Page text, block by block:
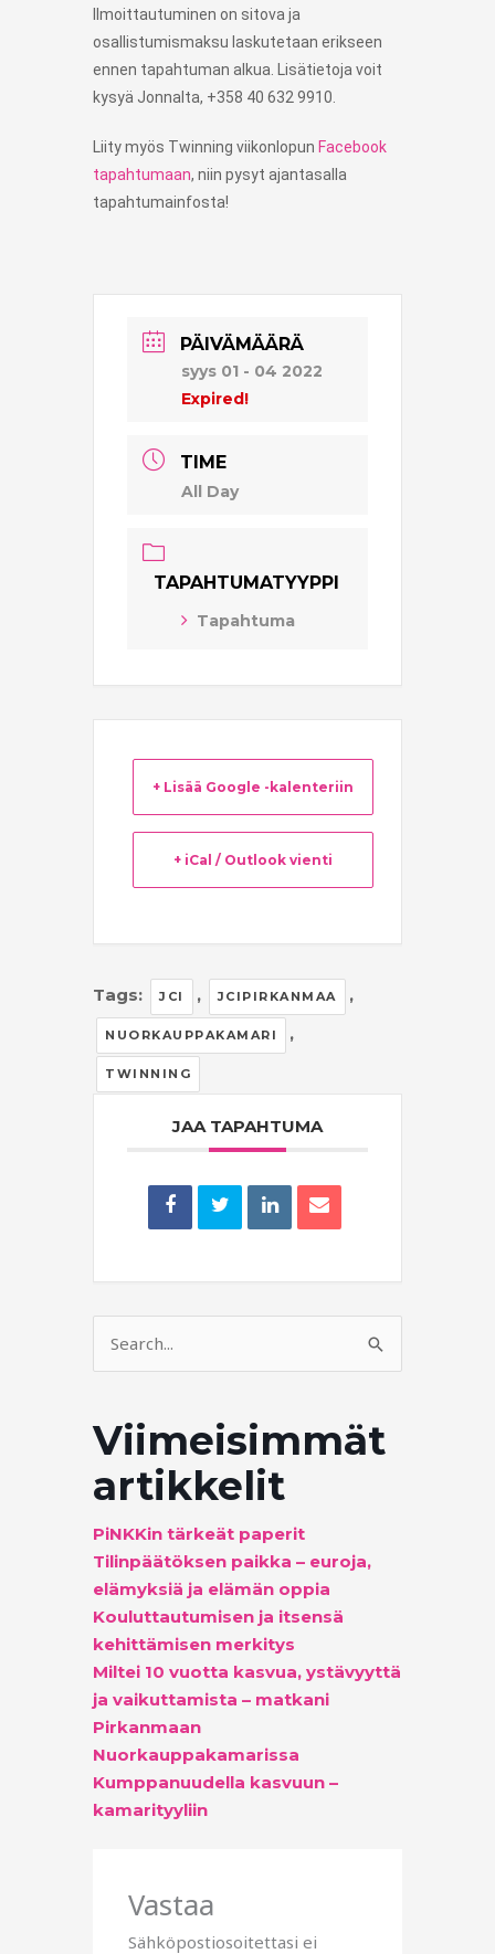
Ilmoittautuminen on sitova ja
osallistumismaksu laskutetaan erikseen
ennen tapahtuman alkua. Lisätietoja voit
kysyä Jonnalta, +358 40 632 9910.
Liity myös Twinning viikonlopun Facebook
tapahtumaan, niin pysyt ajantasalla
tapahtumainfosta!
PÄIVÄMÄÄRÄ
syys 01 - 04 2022
Expired!
TIME
All Day
TAPAHTUMATYYPPI
Tapahtuma
+ Lisää Google -kalenteriin
+ iCal / Outlook vienti
Tags: JCI , JCIPIRKANMAA ,
NUORKAUPPAKAMARI ,
TWINNING
JAA TAPAHTUMA
Search
for:
Viimeisimmät
artikkelit
PiNKKin tärkeät paperit
Tilinpäätöksen paikka – euroja,
elämyksiä ja elämän oppia
Kouluttautumisen ja itsensä
kehittämisen merkitys
Miltei 10 vuotta kasvua, ystävyyttä
ja vaikuttamista – matkani
Pirkanmaan
Nuorkauppakamarissa
Kumppanuudella kasvuun –
kamarityyliin
Vastaa
Sähköpostiosoitettasi ei